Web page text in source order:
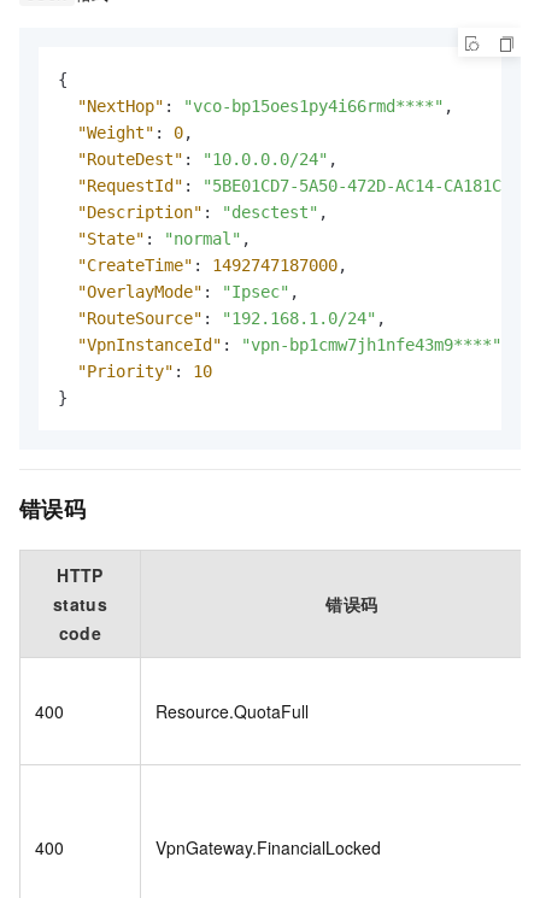
{
"NextHop" : "vco-bp15oes1py4i66rmd****" ,
"Weight" : 0,
"RouteDest" : "10.0.0.0/24" ,
"RequestId" :
"5BE01CD7-5A50-472D-AC14-
"Description" : "desctest" ,
"State" : "normal" ,
"CreateTime" : 1492747187000,
"OverlayMode" : "Ipsec" ,
"RouteSource" : "192.168.1.0/24" ,
"VpnInstanceId" : "vpn-bp1cmw7jh1nfe43m9****"
"Priority" :
10
}
错误码
HTTP
status
code
错误码
400 Resource.QuotaFull
400 VpnGateway.FinancialLocked